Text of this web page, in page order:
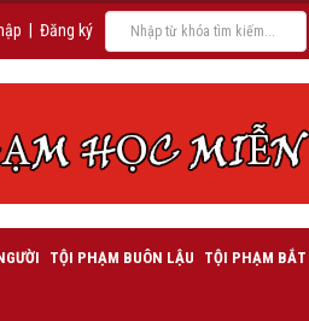
Đăng ký
TỘI PHẠM BUÔN LẬU TỘI PHẠM BẮT